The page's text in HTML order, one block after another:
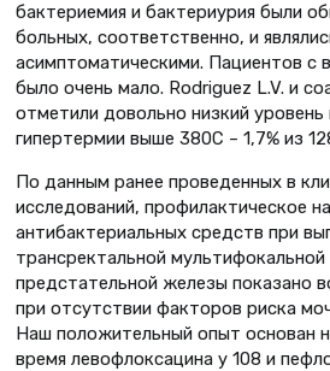
бактериемия и бактериурия были
больных, соответственно, и
асимптоматическими. Пациентов с
было очень мало. Rodriguez L.V. и
отметили довольно низкий
гипертермии выше 380С – 1,7% из
По данным ранее проведенных в
исследований, профилактическое
антибактериальных средств при
трансректальной мультифокальной
предстательной железы показано
при отсутствии факторов риска
Наш положительный опыт основан
время левофлоксацина у 108 и